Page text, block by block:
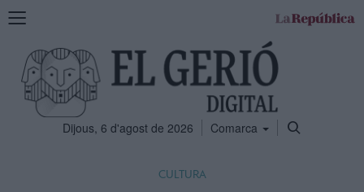
Mostra
navegació
Dijous, 6 d'agost de 2026 Comarca
CULTURA